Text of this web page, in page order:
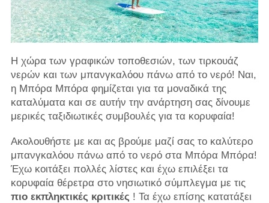
Η χώρα των γραφικών τοποθεσιών, των τιρκουάζ
νερών και των μπανγκαλόου πάνω από το νερό! Ναι,
η Μπόρα Μπόρα φημίζεται για τα μοναδικά της
καταλύματα και σε αυτήν την ανάρτηση σας δίνουμε
μερικές ταξιδιωτικές συμβουλές για τα κορυφαία!
Ακολουθήστε με και ας βρούμε μαζί σας το καλύτερο
μπανγκαλόου πάνω από το νερό στα Μπόρα Μπόρα!
Έχω κοιτάξει πολλές λίστες και έχω επιλέξει τα
κορυφαία θέρετρα στο νησιωτικό σύμπλεγμα με τις
πιο εκπληκτικές κριτικές ! Τα έχω επίσης κατατάξει